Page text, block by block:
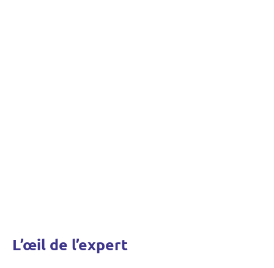
L’œil de l’expert